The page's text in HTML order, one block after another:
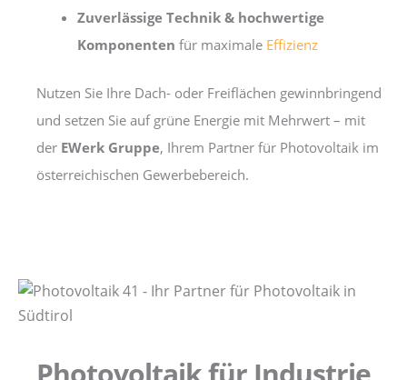
Zuverlässige Technik & hochwertige
Komponenten für maximale Effizienz
Nutzen Sie Ihre Dach- oder Freiflächen gewinnbringend
und setzen Sie auf grüne Energie mit Mehrwert – mit
der EWerk Gruppe, Ihrem Partner für Photovoltaik im
österreichischen Gewerbebereich.